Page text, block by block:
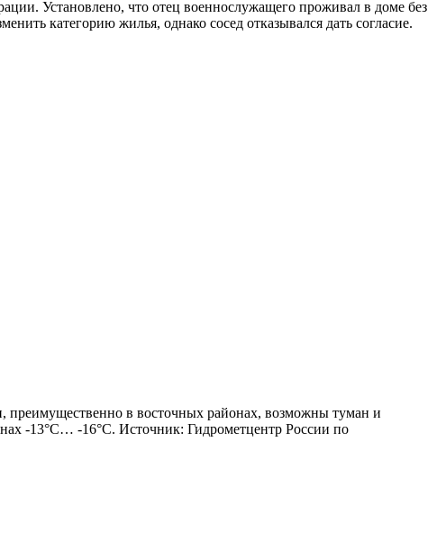
Установлено, что отец военнослужащего проживал в доме без
категорию жилья, однако сосед отказывался дать согласие.
преимущественно в восточных районах, возможны туман и
-13°С… -16°С. Источник: Гидрометцентр России по